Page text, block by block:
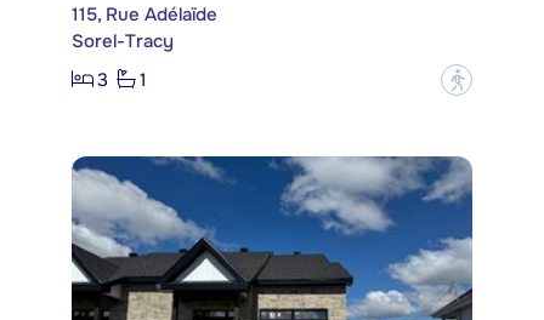
115, Rue Adélaïde
Sorel-Tracy
3
1 ?